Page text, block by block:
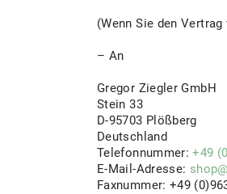
(Wenn Sie den
– An
Gregor Ziegler GmbH
Stein 33
D-95703 Plößberg
Deutschland
Telefonnummer:+49
E-Mail-Adresse:
Faxnummer: +49